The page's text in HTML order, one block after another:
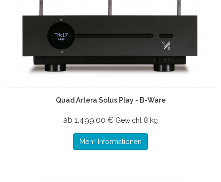
Quad Artera Solus Play - B-Ware
ab 1.499.00 € Gewicht 8 kg
Mehr Informationen